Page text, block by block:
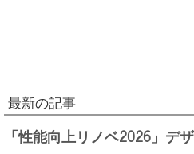
最新の記事
「性能向上リノベ2026」デ